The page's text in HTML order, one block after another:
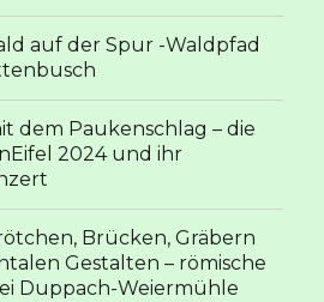
auf der Spur -Waldpfad
dem Paukenschlag – die
2024 und ihr
Brücken, Gräbern
Gestalten – römische
Duppach-Weiermühle